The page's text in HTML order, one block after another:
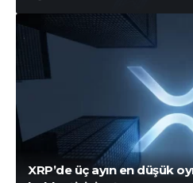
XRP’de üç ayın en düşük